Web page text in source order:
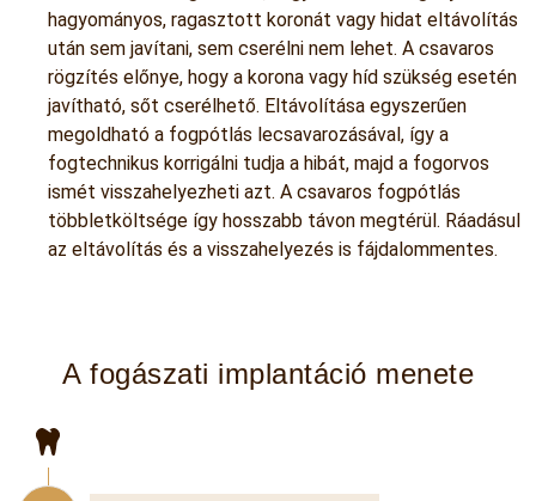
hagyományos, ragasztott koronát vagy hidat eltávolítás
után sem javítani, sem cserélni nem lehet. A csavaros
rögzítés előnye, hogy a korona vagy híd szükség esetén
javítható, sőt cserélhető. Eltávolítása egyszerűen
megoldható a fogpótlás lecsavarozásával, így a
fogtechnikus korrigálni tudja a hibát, majd a fogorvos
ismét visszahelyezheti azt. A csavaros fogpótlás
többletköltsége így hosszabb távon megtérül. Ráadásul
az eltávolítás és a visszahelyezés is fájdalommentes.
A fogászati implantáció menete